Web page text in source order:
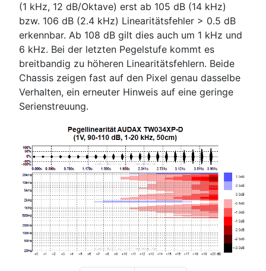
(1 kHz, 12 dB/Oktave) erst ab 105 dB (14 kHz)
bzw. 106 dB (2.4 kHz) Linearitätsfehler > 0.5 dB
erkennbar. Ab 108 dB gilt dies auch um 1 kHz und
6 kHz. Bei der letzten Pegelstufe kommt es
breitbandig zu höheren Linearitätsfehlern. Beide
Chassis zeigen fast auf den Pixel genau dasselbe
Verhalten, ein erneuter Hinweis auf eine geringe
Serienstreuung.